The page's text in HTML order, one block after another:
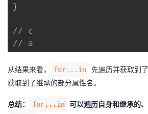
}
// c
// a
从结果来看， for...in
先遍历并获取到
获取到了继承的部分属性名。
总结： for...in 可以遍历自身和继承的